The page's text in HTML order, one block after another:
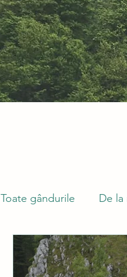
Toate gândurile De
Din lumea celor